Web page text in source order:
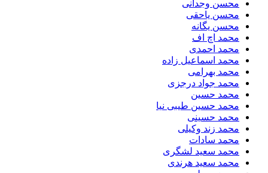
محسن وجدانی
محسن یاحقی
محسن یگانه
محمد اچ اف
محمد احمدی
محمد اسماعیل زاده
محمد بهرامی
محمد جواد درجزی
محمد حسین
محمد حسین طیبی نیا
محمد حسینی
محمد زند وکیلی
محمد سادات
محمد سعید لشگری
محمد سعید هرندی